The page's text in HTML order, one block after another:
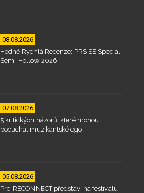
08.08.2026
Hodně Rychlá Recenze: PRS SE Special
Semi-Hollow 2026
07.08.2026
5 kritických názorů, které mohou
pocuchat muzikantské ego
05.08.2026
Pre-RECONNECT představí na festivalu